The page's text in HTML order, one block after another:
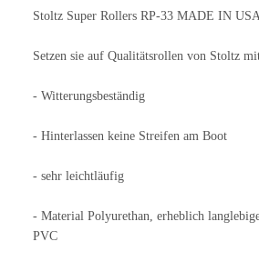
Stoltz Super Rollers RP-33 MADE IN
Setzen sie auf Qualitätsrollen von Stoltz
- Witterungsbeständig
- Hinterlassen keine Streifen am Boot
- sehr leichtläufig
- Material Polyurethan, erheblich
PVC